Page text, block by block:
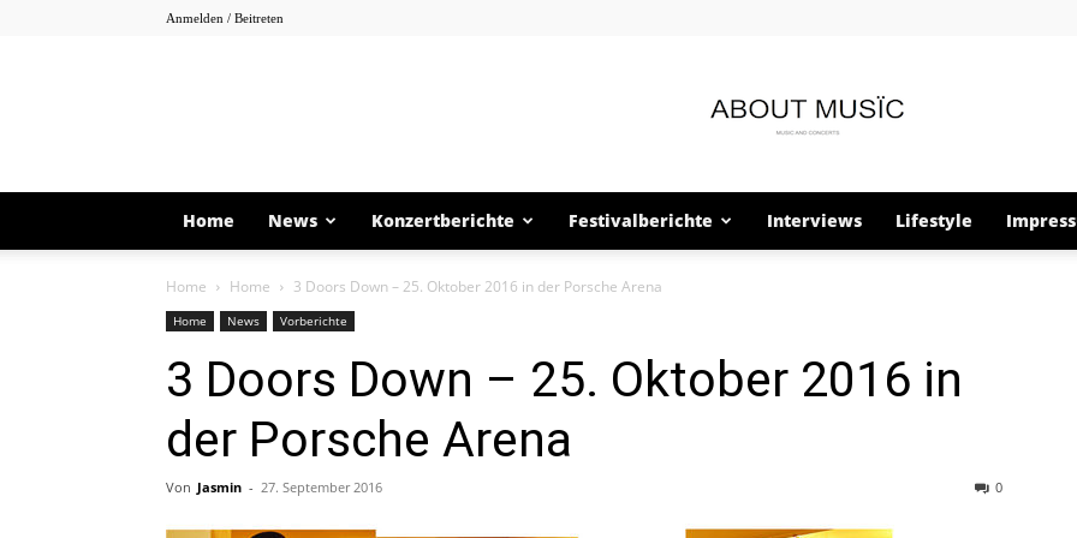
Anmelden / Beitreten
About
Musïc
Home News Konzertberichte Festivalberichte Interviews Lifestyle
Home Home 3 Doors Down – 25. Oktober 2016 in der Porsche Arena
Home News Vorberichte
3 Doors Down – 25. Oktober 2016 in
der Porsche Arena
Von Jasmin - 27. September 2016 0